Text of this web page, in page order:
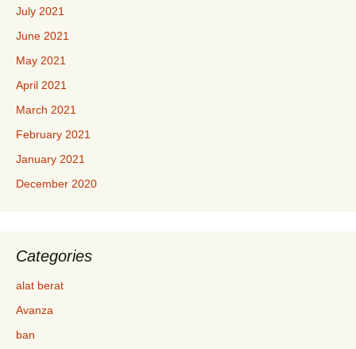
July 2021
June 2021
May 2021
April 2021
March 2021
February 2021
January 2021
December 2020
Categories
alat berat
Avanza
ban